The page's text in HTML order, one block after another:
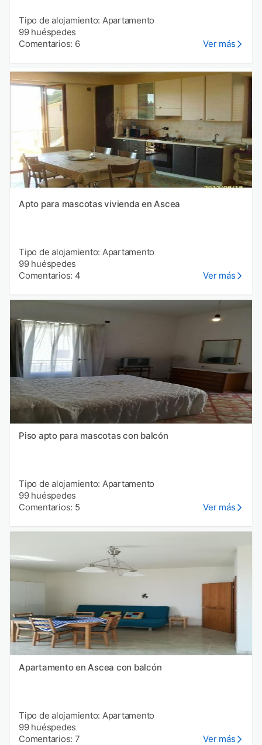
Tipo de alojamiento: Apartamento
99 huéspedes
Comentarios: 6
Ver más
Apto para mascotas vivienda en Ascea
Tipo de alojamiento: Apartamento
99 huéspedes
Comentarios: 4
Ver más
Piso apto para mascotas con balcón
Tipo de alojamiento: Apartamento
99 huéspedes
Comentarios: 5
Ver más
Apartamento en Ascea con balcón
Tipo de alojamiento: Apartamento
99 huéspedes
Comentarios: 7
Ver más